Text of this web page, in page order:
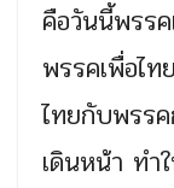
คือวันนี้พรร
พรรคเพื่อไท
ไทยกับพรรค
เดินหน้า ทำ